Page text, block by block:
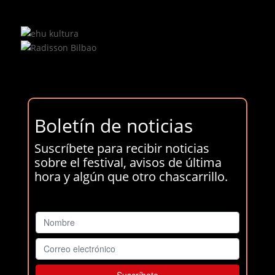
Boletín de noticias
Suscríbete para recibir noticias
sobre el festival, avisos de última
hora y algún que otro chascarrillo.